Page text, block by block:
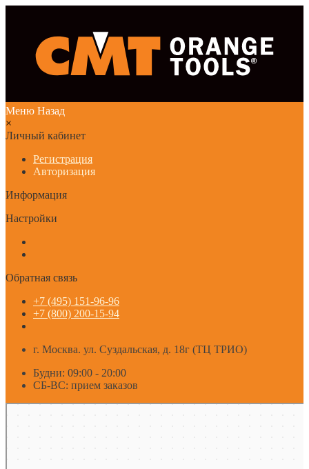
Меню Назад
×
Личный кабинет
Регистрация
Авторизация
Информация
Настройки
Обратная связь
+7 (495) 151-96-96
+7 (800) 200-15-94
г. Москва. ул. Суздальская, д. 18г (ТЦ ТРИО)
Будни: 09:00 - 20:00
СБ-ВС: прием заказов